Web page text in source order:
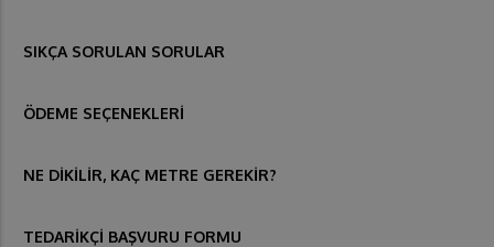
SIKÇA SORULAN SORULAR
ÖDEME SEÇENEKLERİ
NE DİKİLİR, KAÇ METRE GEREKİR?
TEDARİKÇİ BAŞVURU FORMU